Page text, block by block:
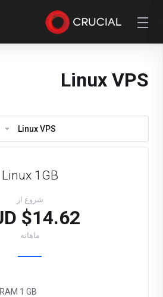
Linux VPS
Linux VPS
Linux 1GB
شروع از
$14.62 AUD
ماهانه
RAM 1 GB